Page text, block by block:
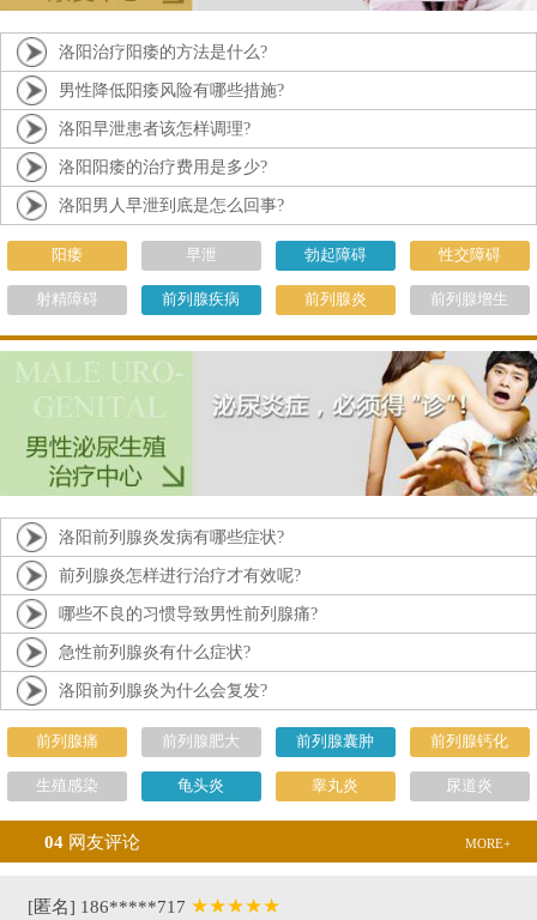
洛阳治疗阳痿的方法是什么?
男性降低阳痿风险有哪些措施?
洛阳早泄患者该怎样调理?
洛阳阳痿的治疗费用是多少?
洛阳男人早泄到底是怎么回事?
阳痿 早泄 勃起障碍 性交障碍
射精障碍 前列腺疾病 前列腺炎 前列腺增生
洛阳前列腺炎发病有哪些症状?
前列腺炎怎样进行治疗才有效呢?
哪些不良的习惯导致男性前列腺痛?
急性前列腺炎有什么症状?
洛阳前列腺炎为什么会复发?
前列腺痛 前列腺肥大 前列腺囊肿 前列腺钙化
生殖感染 龟头炎 睾丸炎 尿道炎
04 网友评论 MORE+
[匿名] 186*****717 ★★★★★